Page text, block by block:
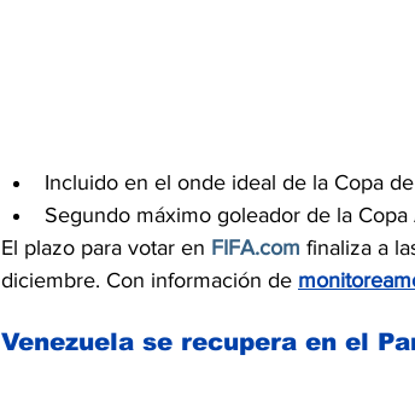
Incluido en el onde ideal de la Copa
Segundo máximo goleador de la
El plazo para votar en FIFA.com finaliza a
diciembre. Con información de
Venezuela se recupera en el